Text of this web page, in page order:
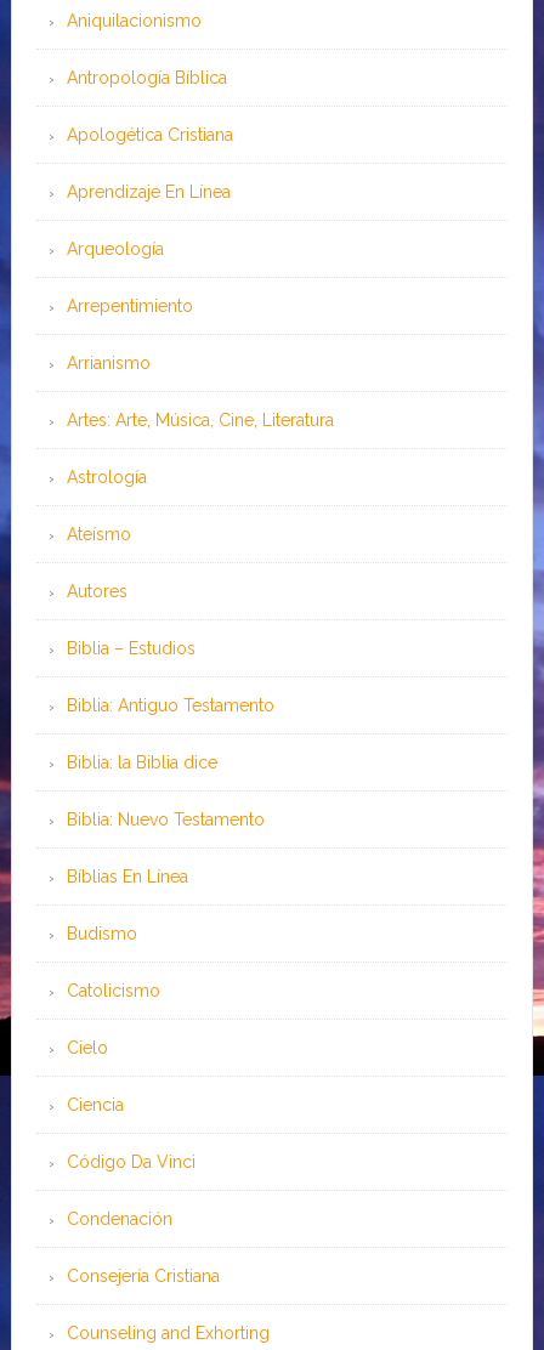
Aniquilacionismo
Antropología Bíblica
Apologética Cristiana
Aprendizaje En Línea
Arqueología
Arrepentimiento
Arrianismo
Artes: Arte, Música, Cine, Literatura
Astrología
Ateísmo
Autores
Biblia – Estudios
Biblia: Antiguo Testamento
Biblia: la Biblia dice
Biblia: Nuevo Testamento
Bíblias En Línea
Budismo
Catolicismo
Cielo
Ciencia
Código Da Vinci
Condenación
Consejería Cristiana
Counseling and Exhorting